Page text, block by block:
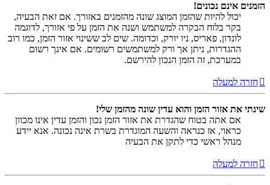
הזמנים אינם נכונים!
יכול להיות שהזמן המוצג שונה מהזמנים באזורך. אם זאת הבעיה,
בקר בלוח הבקרה למשתמש ושנה את הזמן על פי אזורך, לדוגמה
לונדון, פאריס, ניו יורק, וכדומה. שים לב ששינוי אזור הזמן, כמו רוב
ההגדרות, ניתן אך ורק למשתמשים רשומים. אם אינך רשום
במערכת, זה הזמן הנכון להירשם.
חזרה למעלה
שינתי את אזור הזמן והוא עדין שונה מהזמן שלי!
אם אתה בטוח שהגדרת את אזור הזמן נכון והזמן עדין אינו מכוון
כראוי, אז כנראה והשעה המוגדרת בשרת אינה נכונה. אנא יידע
מנהל ראשי כדי לתקן את הבעיה
חזרה למעלה